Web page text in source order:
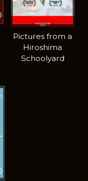
Pictures from a
Hiroshima
Schoolyard